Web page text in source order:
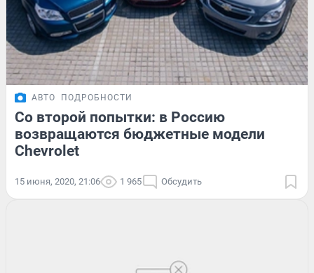
АВТО ПОДРОБНОСТИ
Со второй попытки: в Россию
возвращаются бюджетные модели
Chevrolet
15 июня, 2020, 21:06 1 965 Обсудить